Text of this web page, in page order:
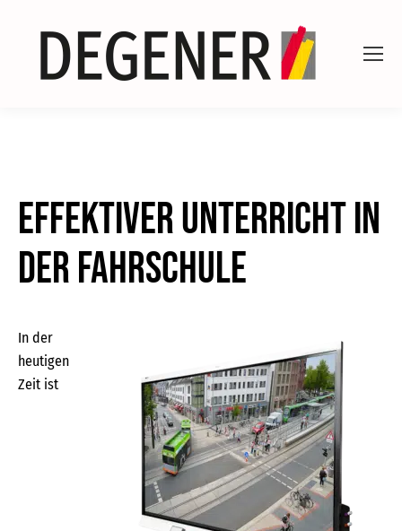
Effektiver Unterricht in
der Fahrschule
In der
heutigen
Zeit ist